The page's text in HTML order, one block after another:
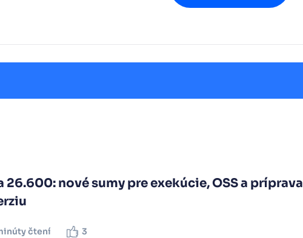
26.600: nové sumy pre exekúcie, OSS a príprava
čtení 3